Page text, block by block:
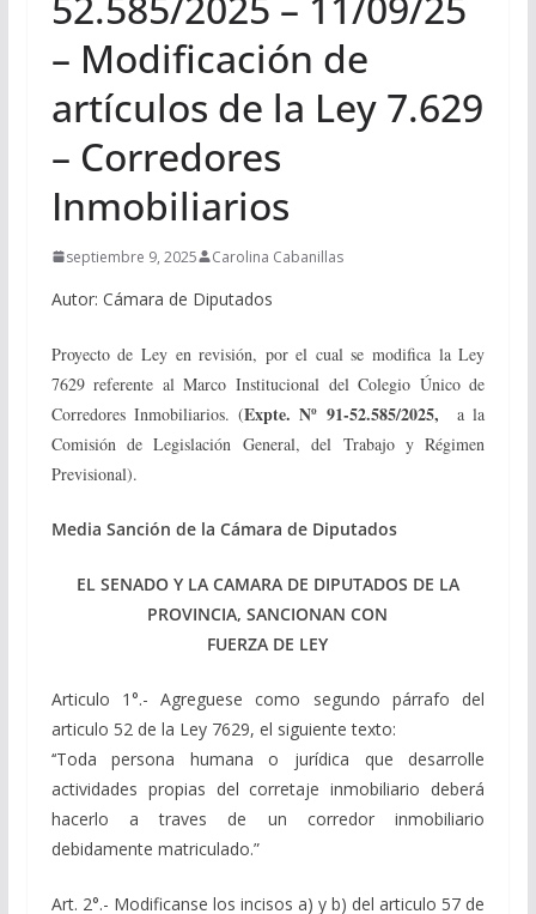
– Modificación de
artículos de la Ley 7.629
– Corredores
Inmobiliarios
septiembre 9, 2025 Carolina Cabanillas
Autor: Cámara de Diputados
Proyecto de Ley en revisión, por el cual se modifica la Ley
7629 referente al Marco Institucional del Colegio Único de
Corredores Inmobiliarios. (Expte. Nº 91-52.585/2025,a la
Comisión de Legislación General, del Trabajo y Régimen
Previsional).
Media Sanción de la Cámara de Diputados
EL SENADO Y LA CAMARA DE DIPUTADOS DE LA
PROVINCIA, SANCIONAN CON
FUERZA DE LEY
Articulo 1°.- Agreguese como segundo párrafo del
articulo 52 de la Ley 7629, el siguiente texto:
‘‘Toda persona humana o jurídica que desarrolle
actividades propias del corretaje inmobiliario deberá
hacerlo a traves de un corredor inmobiliario
debidamente matriculado.”
Art. 2°.- Modificanse los incisos a) y b) del articulo 57 de